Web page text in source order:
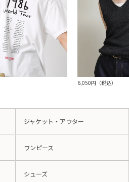
6,050円（税込）
ジャケット・アウター
ワンピース
シューズ